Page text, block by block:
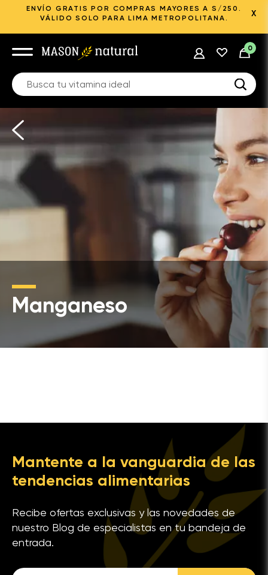
ENVÍO GRATIS POR COMPRAS MAYORES A S/250.
VÁLIDO SOLO PARA LIMA METROPOLITANA.
X
0
Manganeso
Mantente a la vanguardia de las
tendencias alimentarias
Recibe ofertas exclusivas y las novedades de
nuestro Blog de especialistas en tu bandeja de
entrada.